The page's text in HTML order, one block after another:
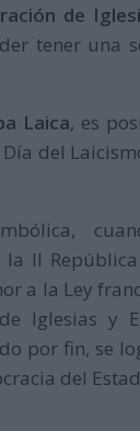
de
tener una
Laica, es
del
la II
a la Ley
Iglesias y
por fin, se
del